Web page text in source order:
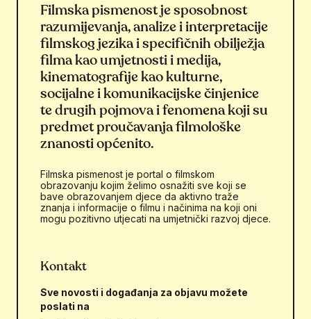
Filmska pismenost je sposobnost
razumijevanja, analize i interpretacije
filmskog jezika i specifičnih obilježja
filma kao umjetnosti i medija,
kinematografije kao kulturne,
socijalne i komunikacijske činjenice
te drugih pojmova i fenomena koji su
predmet proučavanja filmološke
znanosti općenito.
Filmska pismenost je portal o filmskom
obrazovanju kojim želimo osnažiti sve koji se
bave obrazovanjem djece da aktivno traže
znanja i informacije o filmu i načinima na koji oni
mogu pozitivno utjecati na umjetnički razvoj djece.
Kontakt
Sve novosti i događanja za objavu možete
poslati na